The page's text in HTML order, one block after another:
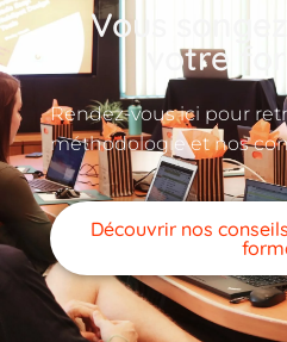
Vous
votre
Rendez-vous ici pour
méthodologie et nos
Découvrir nos